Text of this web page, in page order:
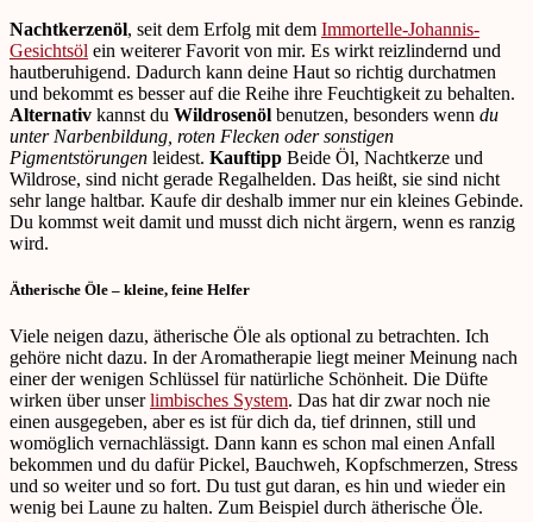
Nachtkerzenöl, seit dem Erfolg mit dem Immortelle-Johannis-
Gesichtsöl ein weiterer Favorit von mir. Es wirkt reizlindernd und
hautberuhigend. Dadurch kann deine Haut so richtig durchatmen
und bekommt es besser auf die Reihe ihre Feuchtigkeit zu behalten.
Alternativ kannst du Wildrosenöl benutzen, besonders wenn du
unter Narbenbildung, roten Flecken oder sonstigen
Pigmentstörungen leidest. Kauftipp Beide Öl, Nachtkerze und
Wildrose, sind nicht gerade Regalhelden. Das heißt, sie sind nicht
sehr lange haltbar. Kaufe dir deshalb immer nur ein kleines Gebinde.
Du kommst weit damit und musst dich nicht ärgern, wenn es ranzig
wird.
Ätherische Öle – kleine, feine Helfer
Viele neigen dazu, ätherische Öle als optional zu betrachten. Ich
gehöre nicht dazu. In der Aromatherapie liegt meiner Meinung nach
einer der wenigen Schlüssel für natürliche Schönheit. Die Düfte
wirken über unserlimbisches System. Das hat dir zwar noch nie
einen ausgegeben, aber es ist für dich da, tief drinnen, still und
womöglich vernachlässigt. Dann kann es schon mal einen Anfall
bekommen und du dafür Pickel, Bauchweh, Kopfschmerzen, Stress
und so weiter und so fort. Du tust gut daran, es hin und wieder ein
wenig bei Laune zu halten. Zum Beispiel durch ätherische Öle.